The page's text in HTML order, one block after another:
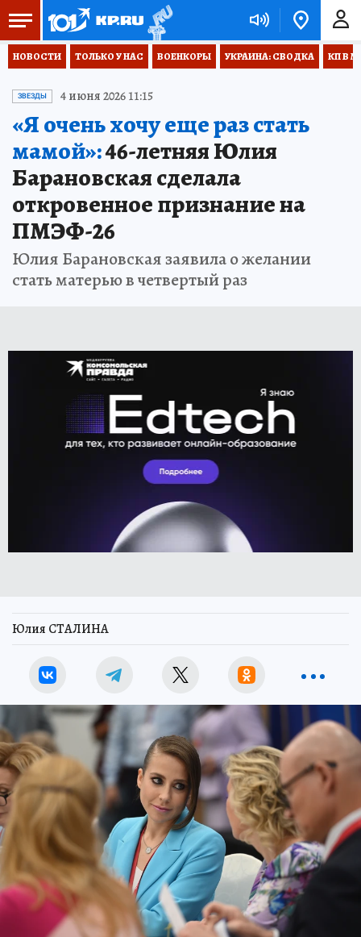
НОВОСТИ ТОЛЬКО У НАС ВОЕНКОРЫ УКРАИНА: СВОДКА КП В
ЗВЕЗДЫ 4 июня 2026 11:15
«Я очень хочу еще раз стать
мамой»:46-летняя Юлия
Барановская сделала
откровенное признание на
ПМЭФ-26
Юлия Барановская заявила о желании
стать матерью в четвертый раз
Юлия СТАЛИНА